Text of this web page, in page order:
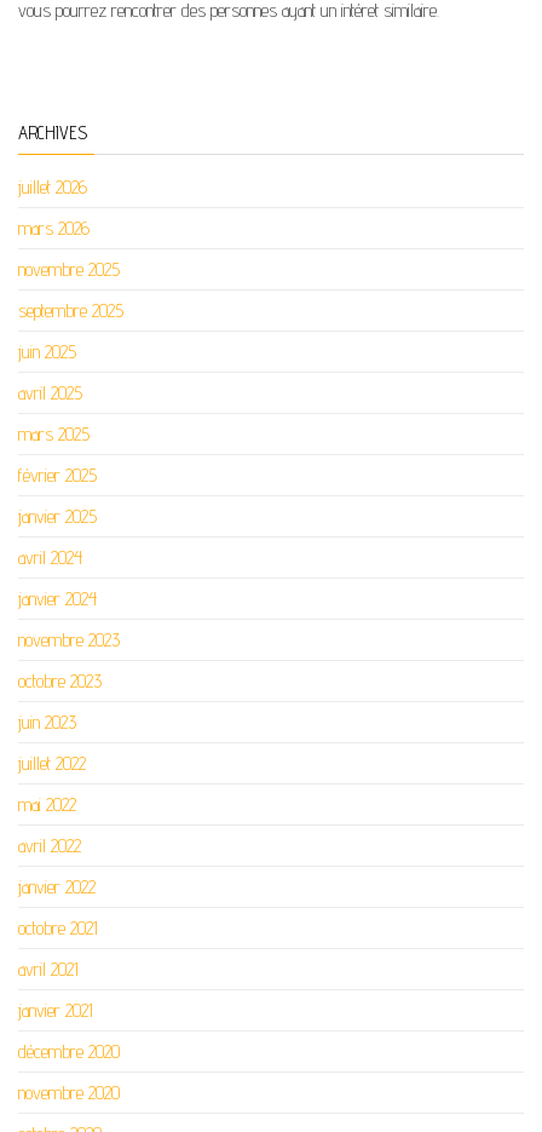
vous pourrez rencontrer des personnes ayant un intéret similaire.
ARCHIVES
juillet 2026
mars 2026
novembre 2025
septembre 2025
juin 2025
avril 2025
mars 2025
février 2025
janvier 2025
avril 2024
janvier 2024
novembre 2023
octobre 2023
juin 2023
juillet 2022
mai 2022
avril 2022
janvier 2022
octobre 2021
avril 2021
janvier 2021
décembre 2020
novembre 2020